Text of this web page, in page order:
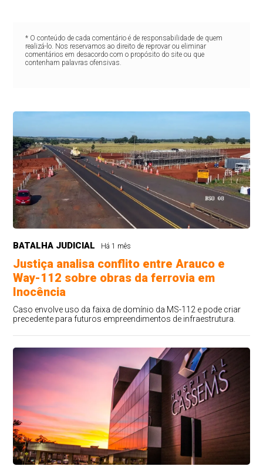
* O conteúdo de cada comentário é de responsabilidade de quem
realizá-lo. Nos reservamos ao direito de reprovar ou eliminar
comentários em desacordo com o propósito do site ou que
contenham palavras ofensivas.
BATALHA JUDICIAL Há 1 mês
Justiça analisa conflito entre Arauco e
Way-112 sobre obras da ferrovia em
Inocência
Caso envolve uso da faixa de domínio da MS-112 e pode criar
precedente para futuros empreendimentos de infraestrutura.